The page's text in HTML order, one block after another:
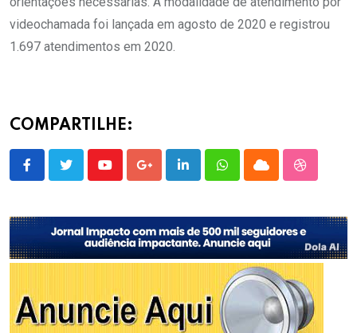
videochamada foi lançada em agosto de 2020 e registrou
1.697 atendimentos em 2020.
COMPARTILHE:
YoutubeGoogle+LinkedInWhatsappCloud